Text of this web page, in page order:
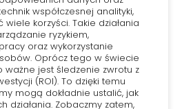
współczesnej analityki,
korzyści. Takie działania
ryzykiem,
oraz wykorzystanie
Oprócz tego w świecie
ważne jest śledzenie zwrotu z
(ROI). To dzięki temu
mogą dokładnie ustalić, jak
działania. Zobaczmy zatem,